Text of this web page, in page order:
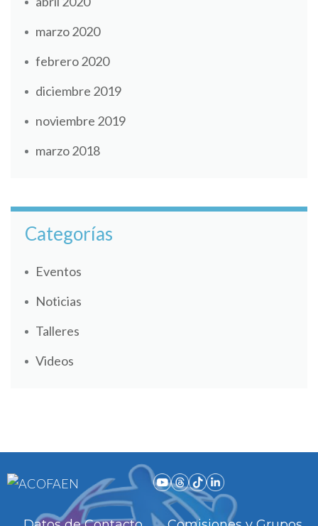
marzo 2020
febrero 2020
diciembre 2019
noviembre 2019
marzo 2018
Categorías
Eventos
Noticias
Talleres
Videos